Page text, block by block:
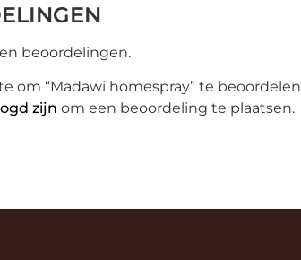
beoordelingen.
om “Madawi homespray” te beoordelen
zijn om een beoordeling te plaatsen.